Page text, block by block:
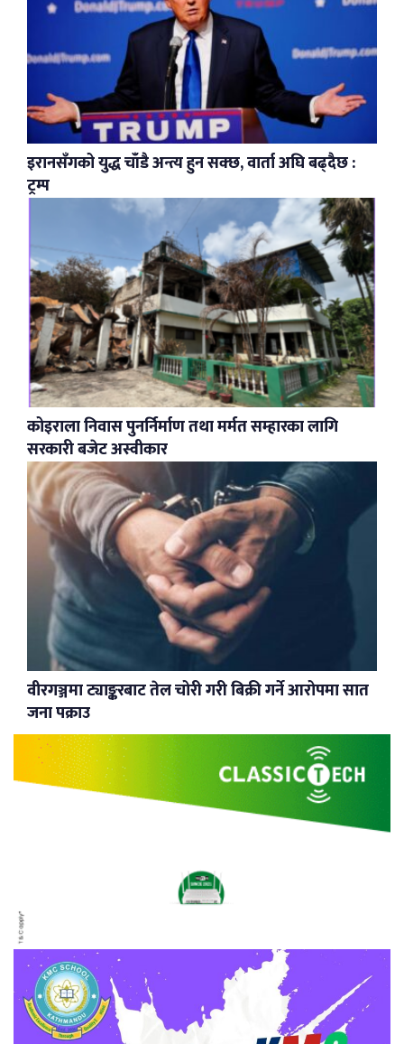
इरानसँगको युद्ध चाँडै अन्त्य हुन सक्छ, वार्ता अघि बढ्दैछ :
ट्रम्प
कोइराला निवास पुनर्निर्माण तथा मर्मत सम्हारका लागि
सरकारी बजेट अस्वीकार
वीरगञ्जमा ट्याङ्करबाट तेल चोरी गरी बिक्री गर्ने आरोपमा सात
जना पक्राउ